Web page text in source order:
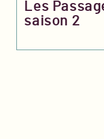
Les
saison 2